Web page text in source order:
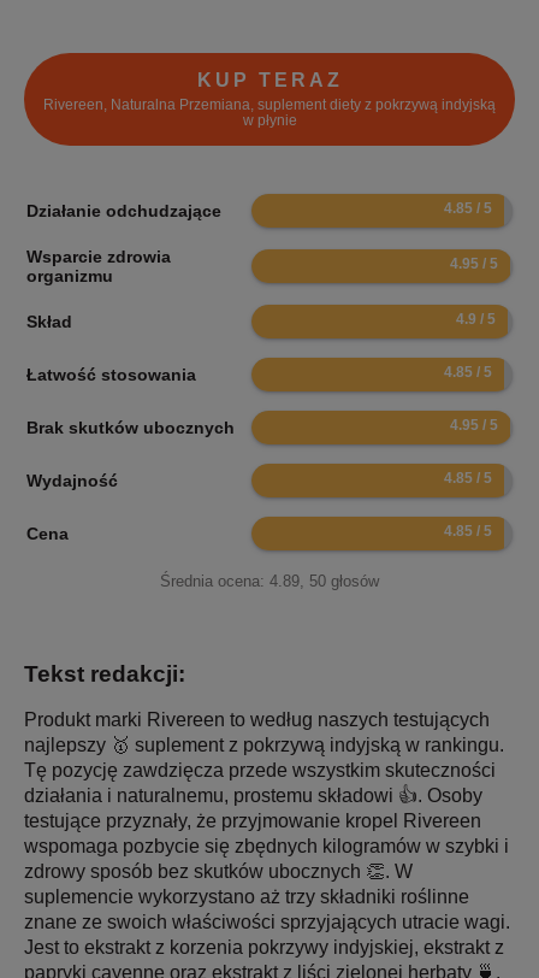
KUP TERAZ
Rivereen, Naturalna Przemiana, suplement diety z pokrzywą indyjską
w płynie
Działanie odchudzające 9.7
Wsparcie zdrowia
organizmu
9.9
Skład 9.8
Łatwość stosowania 9.7
Brak skutków ubocznych 9.9
Wydajność 9.7
Cena 9.7
Średnia ocena: 4.89, 50 głosów
Tekst redakcji:
Produkt marki Rivereen to według naszych testujących
najlepszy 🥇 suplement z pokrzywą indyjską w rankingu.
Tę pozycję zawdzięcza przede wszystkim skuteczności
działania i naturalnemu, prostemu składowi 👍. Osoby
testujące przyznały, że przyjmowanie kropel Rivereen
wspomaga pozbycie się zbędnych kilogramów w szybki i
zdrowy sposób bez skutków ubocznych 👏. W
suplemencie wykorzystano aż trzy składniki roślinne
znane ze swoich właściwości sprzyjających utracie wagi.
Jest to ekstrakt z korzenia pokrzywy indyjskiej, ekstrakt z
papryki cayenne oraz ekstrakt z liści zielonej herbaty 🍵.